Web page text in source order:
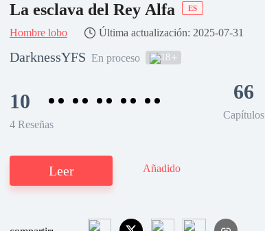
La esclava del Rey Alfa ES
Hombre lobo Última actualización: 2025-07-31
DarknessYFS En proceso 18
10
4 Reseñas
66
Capítulos
Leer Añadido